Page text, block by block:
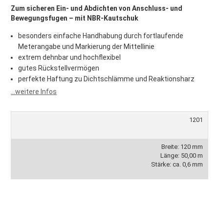
Zum sicheren Ein- und Abdichten von Anschluss- und
Bewegungsfugen – mit NBR-Kautschuk
besonders einfache Handhabung durch fortlaufende
Meterangabe und Markierung der Mittellinie
extrem dehnbar und hochflexibel
gutes Rückstellvermögen
perfekte Haftung zu Dichtschlämme und Reaktionsharz
...weitere Infos
1201
Breite: 120 mm
Länge: 50,00 m
Stärke: ca. 0,6 mm